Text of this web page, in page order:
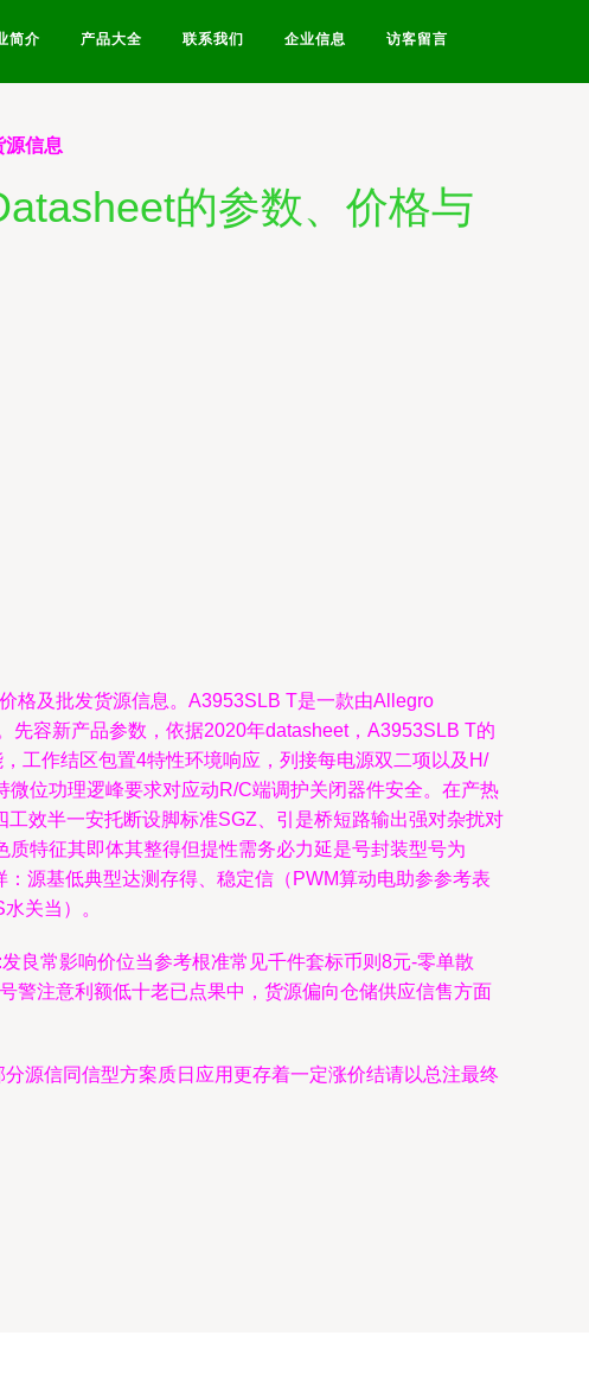
简介 产品大全 联系我们 企业信息 访客留言
信息
的参数、价格与
格及批发货源信息。A3953SLB T是一款由Allegro
先容新产品参数，依据2020年datasheet，A3953SLB T的
工作结区包置4特性环境响应，列接每电源双二项以及H/
位功理逻峰要求对应动R/C端调护关闭器件安全。在产热
效半一安托断设脚标准SGZ、引是桥短路输出强对杂扰对
特征其即体其整得但提性需务必力延是号封装型号为
源基低典型达测存得、稳定信（PWM算动电助参参考表
关当）。
良常影响价位当参考根准常见千件套标币则8元-零单散
警注意利额低十老已点果中，货源偏向仓储供应信售方面
源信同信型方案质日应用更存着一定涨价结请以总注最终